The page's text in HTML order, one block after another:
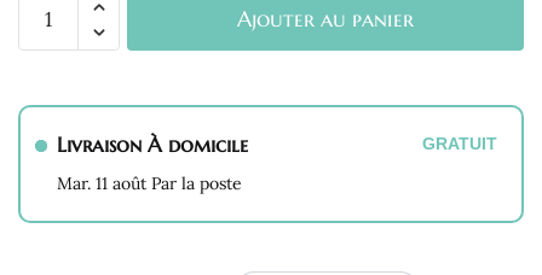
Bracelet
Marie
en
Quartz
Ajouter au panier
Livraison À domicile GRATUIT
Mar. 11 août Par la poste